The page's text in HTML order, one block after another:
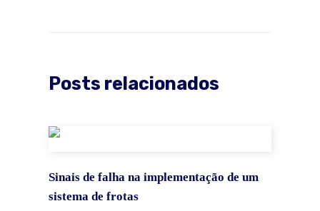
Posts relacionados
Sinais de falha na implementação de um
sistema de frotas